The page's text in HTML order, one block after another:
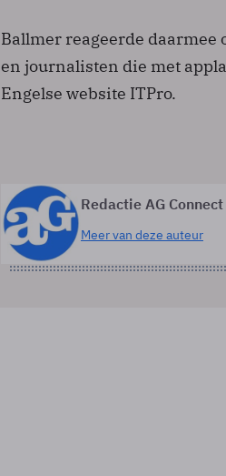
Ballmer reageerde daarmee
en journalisten die met
Engelse website ITPro.
Redactie AG Connect
Meer van deze auteur